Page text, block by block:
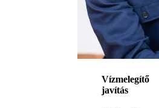
Vízmelegítő
javítás